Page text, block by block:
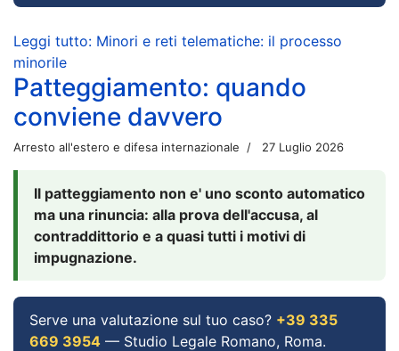
Leggi tutto: Minori e reti telematiche: il processo
minorile
Patteggiamento: quando
conviene davvero
Arresto all'estero e difesa internazionale 27 Luglio 2026
Il patteggiamento non e' uno sconto automatico
ma una rinuncia: alla prova dell'accusa, al
contraddittorio e a quasi tutti i motivi di
impugnazione.
Serve una valutazione sul tuo caso? +39 335
669 3954 — Studio Legale Romano, Roma.